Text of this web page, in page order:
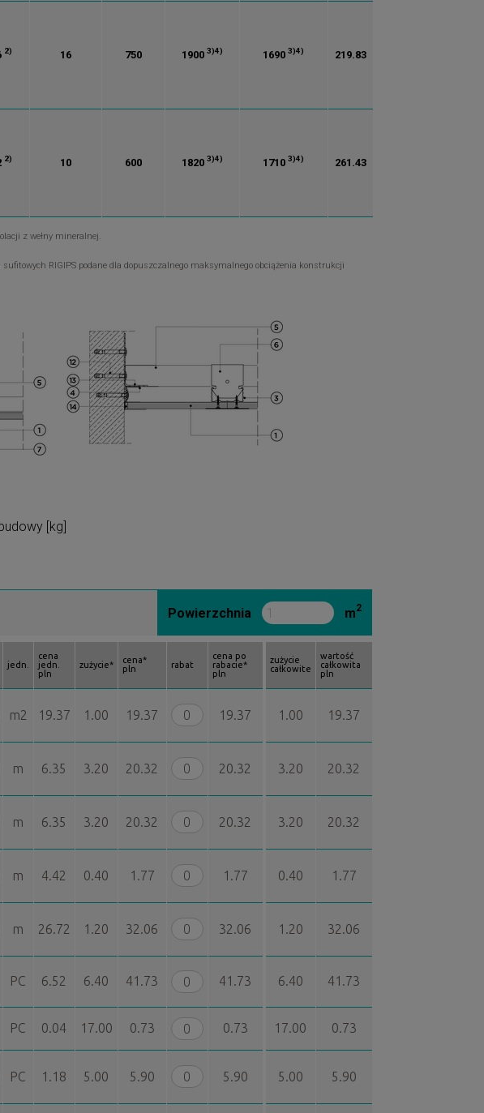
2) 16 750 1900 3)4) 16903)4) 219.83
2) 10 600 1820 3)4) 17103)4) 261.43
z wełny mineralnej.
RIGIPS podane dla dopuszczalnego maksymalnego obciążenia konstrukcji
[kg]
Powierzchnia m2
jedn.
cena
jedn.
pln
zużycie*
cena*
pln
rabat
cena po
rabacie*
pln
zużycie
całkowite
wartość
całkowita
pln
m2 19.37 1.00 19.37 19.37 1.00 19.37
m 6.35 3.20 20.32 20.32 3.20 20.32
m 6.35 3.20 20.32 20.32 3.20 20.32
m 4.42 0.40 1.77 1.77 0.40 1.77
m 26.72 1.20 32.06 32.06 1.20 32.06
PC 6.52 6.40 41.73 41.73 6.40 41.73
PC 0.04 17.00 0.73 0.73 17.00 0.73
PC 1.18 5.00 5.90 5.90 5.00 5.90